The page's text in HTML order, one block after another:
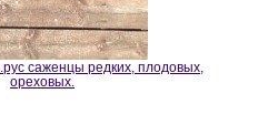
саженцы редких, плодовых,
ореховых.